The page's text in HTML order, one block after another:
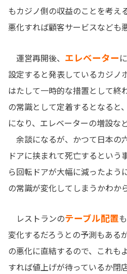
もカジノ側の収益のことを考え
悪化すれば顧客サービスなども
運営再開後、 エレベーター
設定すると発表しているカジノ
はたして一時的な措置として終
の常識として定着するとなると
になり、エレベーターの増設な
余談になるが、かつて日本の
ドアに挟まれて死亡するという
ら回転ドアが大幅に減ったよう
の常識が変化してしまうかわか
レストランのテーブル配置
変化するだろうとの予測もある
の悪化に直結するので、これも
すれば値上げが待っているか閉